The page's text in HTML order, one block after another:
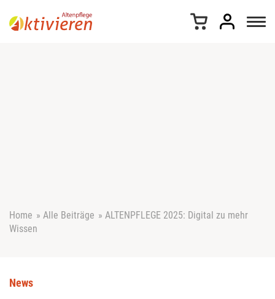
Home » Alle Beiträge » ALTENPFLEGE 2025: Digital zu mehr
Wissen
News